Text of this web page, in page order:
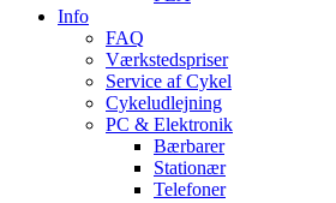
Info
FAQ
Værkstedspriser
Service af Cykel
Cykeludlejning
PC & Elektronik
Bærbarer
Stationær
Telefoner